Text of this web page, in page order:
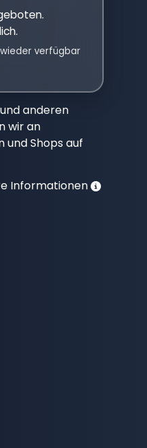
verfügbar
anderen
wir an
und Shops auf
Informationen